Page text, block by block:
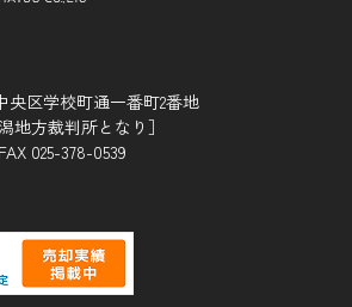
区学校町通一番町2番地
地方裁判所となり］
025-378-0539